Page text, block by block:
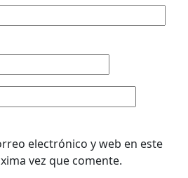
electrónico y web en este
vez que comente.